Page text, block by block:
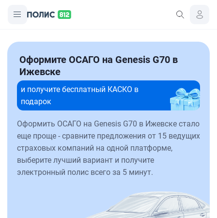
Оформите ОСАГО на Genesis G70 в
Ижевске
и получите бесплатный КАСКО в
подарок
Оформить ОСАГО на Genesis G70 в Ижевске стало
еще проще - сравните предложения от 15 ведущих
страховых компаний на одной платформе,
выберите лучший вариант и получите
электронный полис всего за 5 минут.